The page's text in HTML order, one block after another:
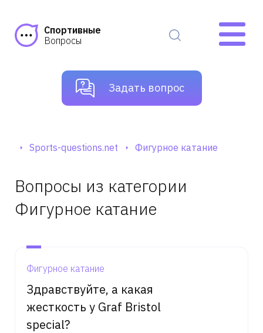
Спортивные
Вопросы
Задать вопрос
Sports-questions.net Фигурное катание
Вопросы из категории
Фигурное катание
Фигурное катание
Здравствуйте, а какая
жесткость у Graf Bristol
special?